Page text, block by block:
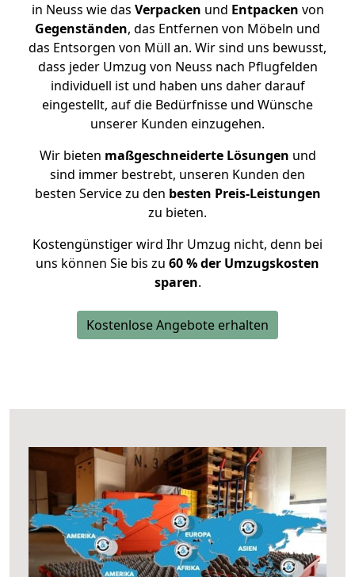
in Neuss wie das Verpacken und Entpacken von
Gegenständen, das Entfernen von Möbeln und
das Entsorgen von Müll an. Wir sind uns bewusst,
dass jeder Umzug von Neuss nach Pflugfelden
individuell ist und haben uns daher darauf
eingestellt, auf die Bedürfnisse und Wünsche
unserer Kunden einzugehen.
Wir bieten maßgeschneiderte Lösungen und
sind immer bestrebt, unseren Kunden den
besten Service zu den besten Preis-Leistungen
zu bieten.
Kostengünstiger wird Ihr Umzug nicht, denn bei
uns können Sie bis zu 60 % der Umzugskosten
sparen.
Kostenlose Angebote erhalten